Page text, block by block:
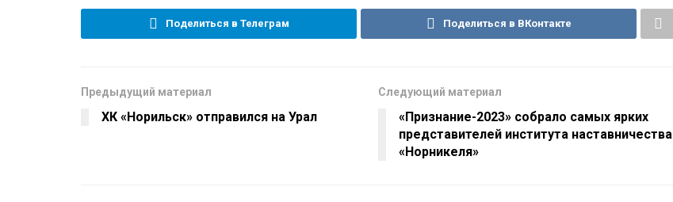
Поделиться в Телеграм Поделиться в ВКонтакте
Предыдущий материал
ХК «Норильск» отправился на Урал
Следующий материал
«Признание-2023» собрало самых ярких
представителей института наставничества
«Норникеля»